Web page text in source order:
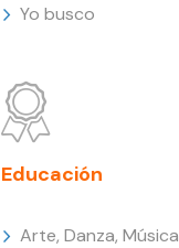
Yo busco
Educación
Arte, Danza, Música